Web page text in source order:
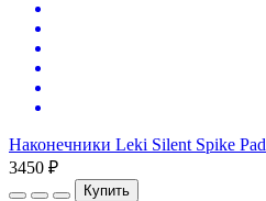
Наконечники Leki Silent Spike Pad
3450 ₽
Купить